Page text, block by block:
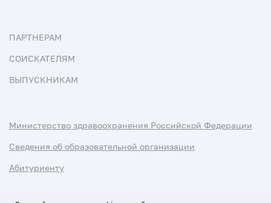
ПАРТНЕРАМ
СОИСКАТЕЛЯМ
ВЫПУСКНИКАМ
Министерство здравоохранения Российской Федерации
Сведения об образовательной организации
Абитуриенту